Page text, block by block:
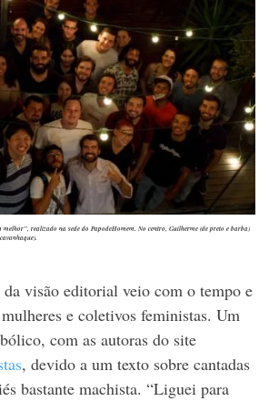
realizado na sede do PapodeHomem. No centro, Guilherme (de preto e barba)
visão editorial veio com o tempo e
e coletivos feministas. Um
com as autoras do site
, devido a um texto sobre cantadas
bastante machista. “Liguei para